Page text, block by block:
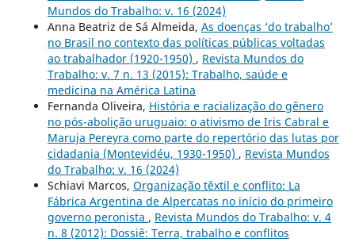
Mundos do Trabalho: v. 16 (2024)
Anna Beatriz de Sá Almeida, As doenças ‘do trabalho’
no Brasil no contexto das políticas públicas voltadas
ao trabalhador (1920-1950) , Revista Mundos do
Trabalho: v. 7 n. 13 (2015): Trabalho, saúde e
medicina na América Latina
Fernanda Oliveira, História e racialização do gênero
no pós-abolição uruguaio: o ativismo de Iris Cabral e
Maruja Pereyra como parte do repertório das lutas por
cidadania (Montevidéu, 1930-1950) , Revista Mundos
do Trabalho: v. 16 (2024)
Schiavi Marcos, Organização têxtil e conflito: La
Fábrica Argentina de Alpercatas no início do primeiro
governo peronista , Revista Mundos do Trabalho: v. 4
n. 8 (2012): Dossiê: Terra, trabalho e conflitos